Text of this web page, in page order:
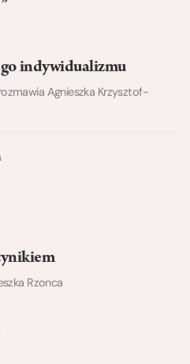
indywidualizmu
Agnieszka Krzysztof-
Rzonca